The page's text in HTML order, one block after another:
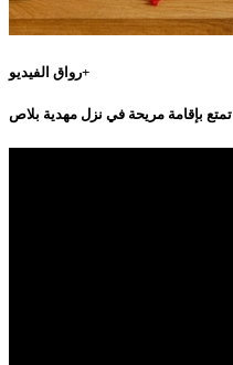
رواق الفيديو+
تمتع بإقامة مريحة في نزل مهدية بلاص